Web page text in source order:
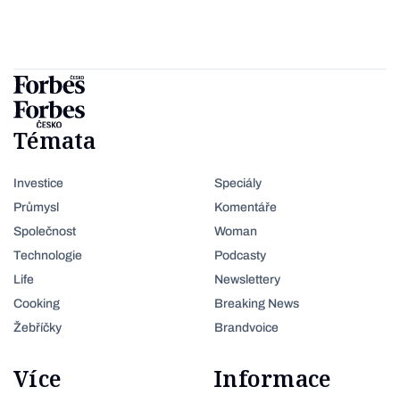
Témata
Investice
Průmysl
Společnost
Technologie
Life
Cooking
Žebříčky
Speciály
Komentáře
Woman
Podcasty
Newslettery
Breaking News
Brandvoice
Více Informace